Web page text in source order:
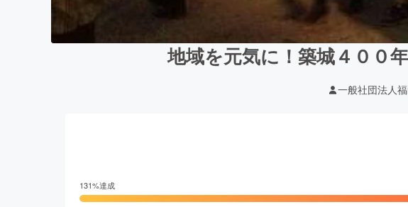
地域を元気に！築城４００
一般社団法人
131%達成